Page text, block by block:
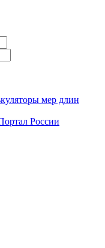
мер длин
России